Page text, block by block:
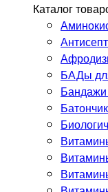
Каталог
БАДы
Бандажи